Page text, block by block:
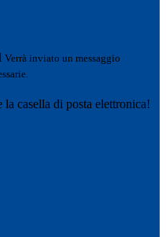
Verrà inviato un messaggio
casella di posta elettronica!